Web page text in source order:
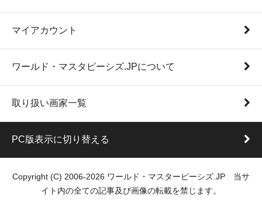
マイアカウント
ワールド・マスタピーシズ.JPについて
取り扱い画家一覧
PC版表示に切り替える
Copyright (C) 2006-2026 ワールド・マスターピーシズ.JP 当サ
イト内の全ての記事及び画像の転載を禁じます。